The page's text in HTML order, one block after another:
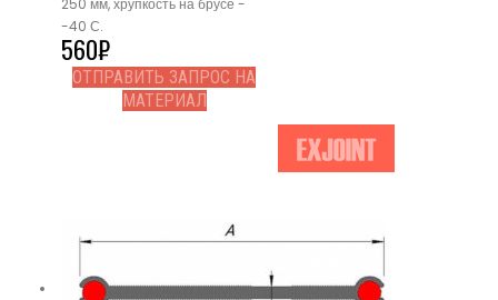
-40 С.
560₽
ОТПРАВИТЬ ЗАПРОС НА
МАТЕРИАЛ